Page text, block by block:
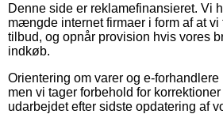
Denne side er reklamefinansieret. Vi
mængde internet firmaer i form af at
tilbud, og opnår provision hvis vores
indkøb.
Orientering om varer og e-
men vi tager forbehold for
udarbejdet efter sidste opdatering af